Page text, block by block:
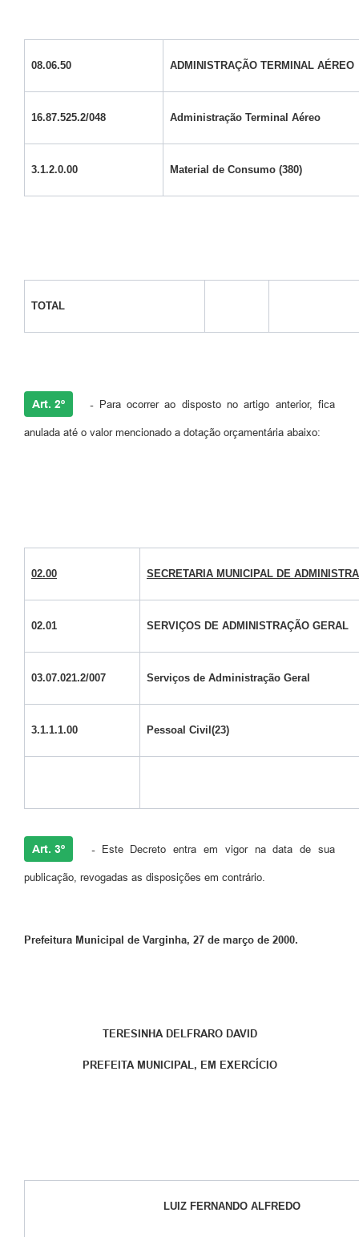
08.06.50 ADMINISTRAÇÃO TERMINAL AÉREO
16.87.525.2/048 Administração Terminal Aéreo
3.1.2.0.00 Material de Consumo (380)
TOTAL
Art. 2º - Para ocorrer ao disposto no artigo anterior, fica
anulada até o valor mencionado a dotação orçamentária abaixo:
02.00 SECRETARIA MUNICIPAL DE
02.01 SERVIÇOS DE ADMINISTRAÇÃO GERAL
03.07.021.2/007 Serviços de Administração Geral
3.1.1.1.00 Pessoal Civil(23)
Art. 3º - Este Decreto entra em vigor na data de sua
publicação, revogadas as disposições em contrário.
Prefeitura Municipal de Varginha, 27 de março de 2000.
TERESINHA DELFRARO DAVID
PREFEITA MUNICIPAL, EM EXERCÍCIO
LUIZ FERNANDO ALFREDO